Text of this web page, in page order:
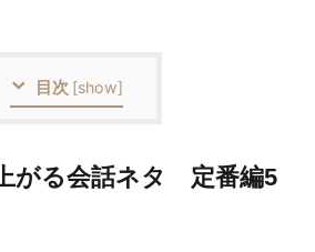
目次 [show]
がる会話ネタ 定番編5